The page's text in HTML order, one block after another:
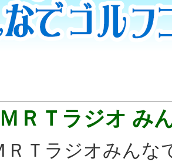
ＲＴラジオ み
ＲＴラジオみんな